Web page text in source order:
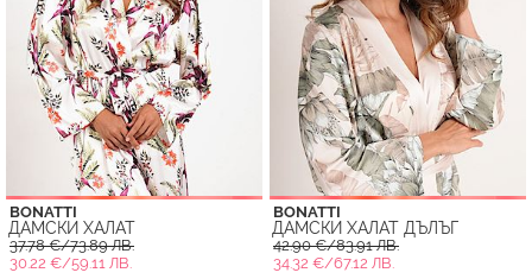
BONATTI
ДАМСКИ ХАЛАТ
37.78 €/73.89 ЛВ.
30.22 €/59.11 ЛВ.
BONATTI
ДАМСКИ ХАЛАТ ДЪЛЪГ
42.90 €/83.91 ЛВ.
34.32 €/67.12 ЛВ.